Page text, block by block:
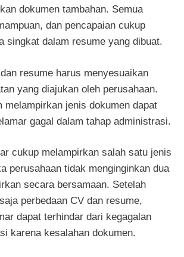
dokumen tambahan. Semua
dan pencapaian cukup
singkat dalam resume yang dibuat.
resume harus menyesuaikan
yang diajukan oleh perusahaan.
melampirkan jenis dokumen dapat
gagal dalam tahap administrasi.
cukup melampirkan salah satu jenis
perusahaan tidak menginginkan dua
secara bersamaan. Setelah
perbedaan CV dan resume,
dapat terhindar dari kegagalan
karena kesalahan dokumen.